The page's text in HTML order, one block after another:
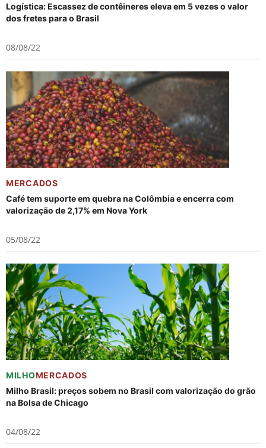
Logística: Escassez de contêineres eleva em 5 vezes o valor
dos fretes para o Brasil
08/08/22
MERCADOS
Café tem suporte em quebra na Colômbia e encerra com
valorização de 2,17% em Nova York
05/08/22
MILHOMERCADOS
Milho Brasil: preços sobem no Brasil com valorização do grão
na Bolsa de Chicago
04/08/22